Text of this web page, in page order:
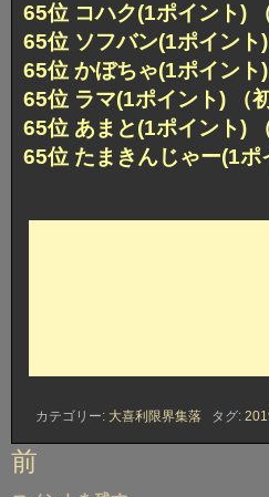
65位 コハク(1ポイント) （
65位 ソフバン(1ポイント)
65位 かぼちゃ(1ポイント)
65位 ラマ(1ポイント) （初
65位 あまと(1ポイント) （
65位 たまきんじゃー(1ポ
カテゴリー: 大喜利限界集落 タグ:
投
前